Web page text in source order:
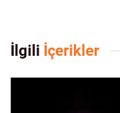
İlgili İçerikler